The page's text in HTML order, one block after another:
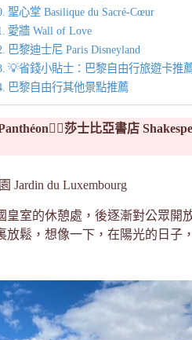
聖心堂 Basilique du Sacré-Cœur
愛牆 Wall of Love
巴黎迪士尼 Paris Disneyland
💡省錢小貼士：巴黎自由行旅遊卡推
巴黎自由行其他景點推薦
莎士比亞書店
Jardin du Luxembourg
室的休憩處，後逐漸對公眾開
鬆，想像一下，在陽光的日子